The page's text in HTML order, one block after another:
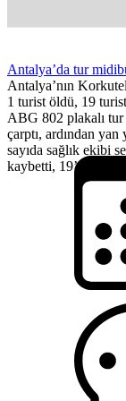
Antalya’da tur
Antalya’nın
1 turist öldü, 19
ABG 802 plakalı
çarptı, ardından
sayıda sağlık ekibi
kaybetti, 19’u da